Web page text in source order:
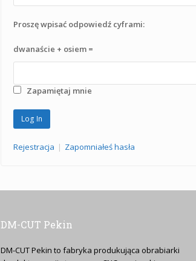
Proszę wpisać odpowiedź cyframi:
dwanaście + osiem =
Zapamiętaj mnie
Rejestracja | Zapomniałeś hasła
DM-CUT Pekin
DM-CUT Pekin to fabryka produkująca obrabiarki